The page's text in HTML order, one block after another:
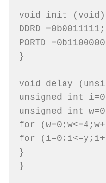
void init (void){
DDRD
PORTD
}
void delay
unsigned int
unsigned int
for
for
}
}